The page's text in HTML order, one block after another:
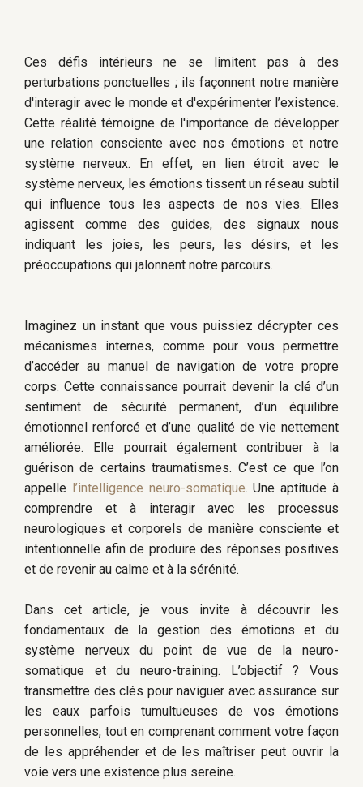
Ces défis intérieurs ne se limitent pas à des
perturbations ponctuelles ; ils façonnent notre manière
d'interagir avec le monde et d'expérimenter l’existence.
Cette réalité témoigne de l'importance de développer
une relation consciente avec nos émotions et notre
système nerveux. En effet, en lien étroit avec le
système nerveux, les émotions tissent un réseau subtil
qui influence tous les aspects de nos vies. Elles
agissent comme des guides, des signaux nous
indiquant les joies, les peurs, les désirs, et les
préoccupations qui jalonnent notre parcours.
Imaginez un instant que vous puissiez décrypter ces
mécanismes internes, comme pour vous permettre
d’accéder au manuel de navigation de votre propre
corps. Cette connaissance pourrait devenir la clé d’un
sentiment de sécurité permanent, d’un équilibre
émotionnel renforcé et d’une qualité de vie nettement
améliorée. Elle pourrait également contribuer à la
guérison de certains traumatismes. C’est ce que l’on
appelle l’intelligence neuro-somatique. Une aptitude à
comprendre et à interagir avec les processus
neurologiques et corporels de manière consciente et
intentionnelle afin de produire des réponses positives
et de revenir au calme et à la sérénité.
Dans cet article, je vous invite à découvrir les
fondamentaux de la gestion des émotions et du
système nerveux du point de vue de la neuro-
somatique et du neuro-training. L’objectif ? Vous
transmettre des clés pour naviguer avec assurance sur
les eaux parfois tumultueuses de vos émotions
personnelles, tout en comprenant comment votre façon
de les appréhender et de les maîtriser peut ouvrir la
voie vers une existence plus sereine.